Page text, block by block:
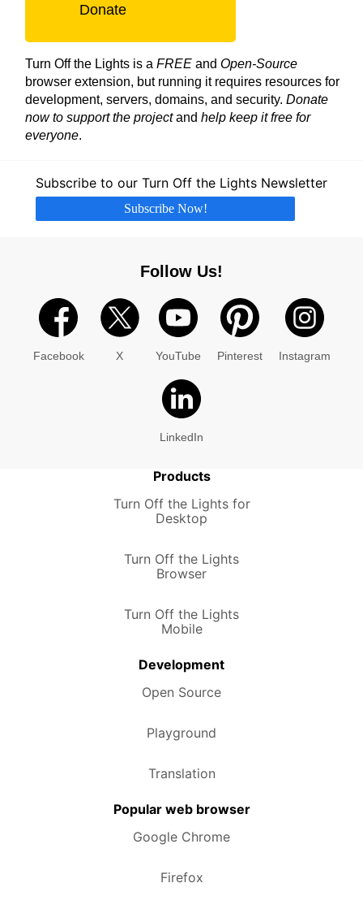
Donate
Turn Off the Lights is a FREE and Open-Source
browser extension, but running it requires resources for
development, servers, domains, and security. Donate
now to support the projectand help keep it free for
everyone.
Subscribe to our Turn Off the Lights Newsletter
Subscribe Now!
Follow Us!
Facebook X YouTube Pinterest Instagram
LinkedIn
Products
Turn Off the Lights for
Desktop
Turn Off the Lights
Browser
Turn Off the Lights
Mobile
Development
Open Source
Playground
Translation
Popular web browser
Google Chrome
Firefox